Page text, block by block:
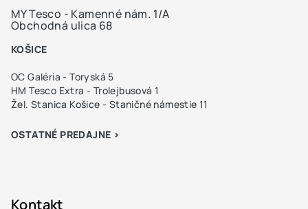
MY Tesco - Kamenné nám. 1/A
Obchodná ulica 68
KOŠICE
OC Galéria - Toryská 5
HM Tesco Extra - Trolejbusová 1
Žel. Stanica Košice - Staničné námestie 11
OSTATNÉ PREDAJNE >
Kontakt